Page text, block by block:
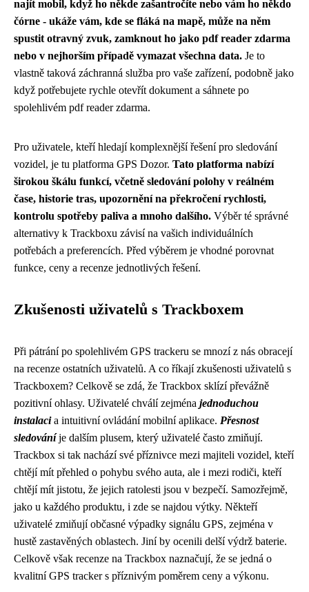
najít mobil, když ho někde zašantročíte nebo vám ho někdo
čórne - ukáže vám, kde se fláká na mapě, může na něm
spustit otravný zvuk, zamknout ho jako pdf reader zdarma
nebo v nejhorším případě vymazat všechna data. Je to
vlastně taková záchranná služba pro vaše zařízení, podobně jako
když potřebujete rychle otevřít dokument a sáhnete po
spolehlivém pdf reader zdarma.
Pro uživatele, kteří hledají komplexnější řešení pro sledování
vozidel, je tu platforma GPS Dozor. Tato platforma nabízí
širokou škálu funkcí, včetně sledování polohy v reálném
čase, historie tras, upozornění na překročení rychlosti,
kontrolu spotřeby paliva a mnoho dalšího. Výběr té správné
alternativy k Trackboxu závisí na vašich individuálních
potřebách a preferencích. Před výběrem je vhodné porovnat
funkce, ceny a recenze jednotlivých řešení.
Zkušenosti uživatelů s Trackboxem
Při pátrání po spolehlivém GPS trackeru se mnozí z nás obracejí
na recenze ostatních uživatelů. A co říkají zkušenosti uživatelů s
Trackboxem? Celkově se zdá, že Trackbox sklízí převážně
pozitivní ohlasy. Uživatelé chválí zejména jednoduchou
instalacia intuitivní ovládání mobilní aplikace. Přesnost
sledováníje dalším plusem, který uživatelé často zmiňují.
Trackbox si tak nachází své příznivce mezi majiteli vozidel, kteří
chtějí mít přehled o pohybu svého auta, ale i mezi rodiči, kteří
chtějí mít jistotu, že jejich ratolesti jsou v bezpečí. Samozřejmě,
jako u každého produktu, i zde se najdou výtky. Někteří
uživatelé zmiňují občasné výpadky signálu GPS, zejména v
hustě zastavěných oblastech. Jiní by ocenili delší výdrž baterie.
Celkově však recenze na Trackbox naznačují, že se jedná o
kvalitní GPS tracker s příznivým poměrem ceny a výkonu.